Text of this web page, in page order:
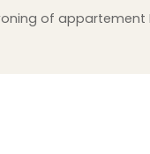
of appartement